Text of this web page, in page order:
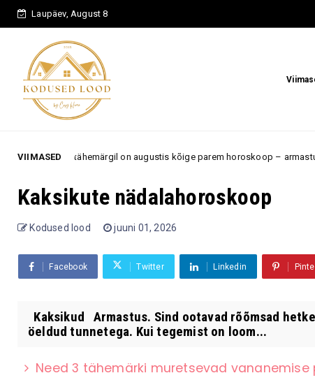
Laupäev, August 8
VIIMASEDon augustis kõige parem horoskoop – armastus, töö ja uued
Kaksikute nädalahoroskoop
Kodused lood juuni 01, 2026
Facebook Twitter Linkedin
Kaksikud Armastus. Sind ootavad rõõmsad
öeldud tunnetega. Kui tegemist on loom...
Need 3 tähemärki muretsevad